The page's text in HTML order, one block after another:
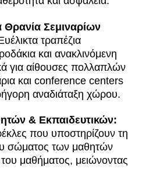
Σεμιναρίων
τραπέζια
και ανακλινόμενη
για αίθουσες πολλαπλών
και conference centers
αναδιάταξη χώρου.
& Εκπαιδευτικών:
που υποστηρίζουν τη
σώματος των μαθητών
του μαθήματος, μειώνοντας